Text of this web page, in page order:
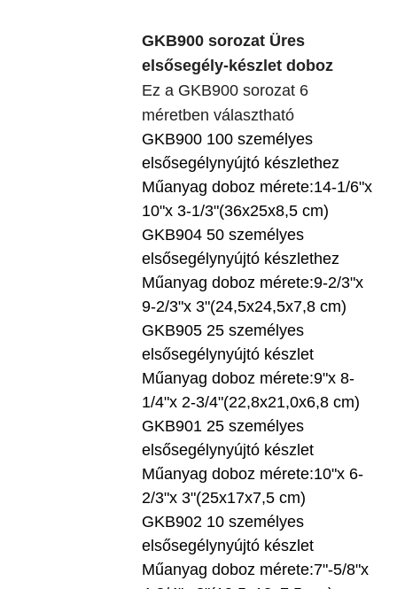
GKB900 sorozat Üres
elsősegély-készlet doboz
Ez a GKB900 sorozat 6
méretben választható
GKB900 100 személyes
elsősegélynyújtó készlethez
Műanyag doboz mérete:14-1/6"x
10"x 3-1/3"(36x25x8,5 cm)
GKB904 50 személyes
elsősegélynyújtó készlethez
Műanyag doboz mérete:9-2/3"x
9-2/3"x 3"(24,5x24,5x7,8 cm)
GKB905 25 személyes
elsősegélynyújtó készlet
Műanyag doboz mérete:9"x 8-
1/4"x 2-3/4"(22,8x21,0x6,8 cm)
GKB901 25 személyes
elsősegélynyújtó készlet
Műanyag doboz mérete:10"x 6-
2/3"x 3"(25x17x7,5 cm)
GKB902 10 személyes
elsősegélynyújtó készlet
Műanyag doboz mérete:7"-5/8"x